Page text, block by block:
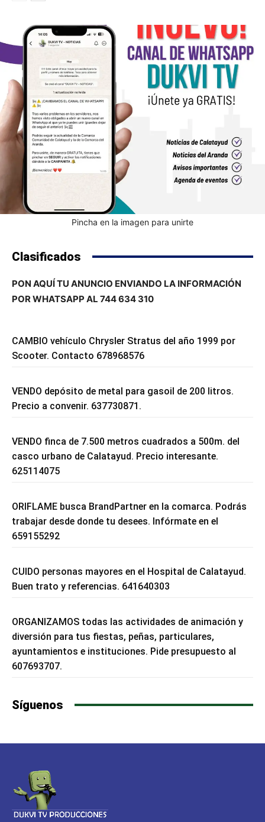
Pincha en la imagen para unirte
Clasificados
PON AQUÍ TU ANUNCIO ENVIANDO LA INFORMACIÓN
POR WHATSAPP AL 744 634 310
CAMBIO vehículo Chrysler Stratus del año 1999 por
Scooter. Contacto 678968576
VENDO depósito de metal para gasoil de 200 litros.
Precio a convenir. 637730871.
VENDO finca de 7.500 metros cuadrados a 500m. del
casco urbano de Calatayud. Precio interesante.
625114075
ORIFLAME busca BrandPartner en la comarca. Podrás
trabajar desde donde tu desees. Infórmate en el
659155292
CUIDO personas mayores en el Hospital de Calatayud.
Buen trato y referencias. 641640303
ORGANIZAMOS todas las actividades de animación y
diversión para tus fiestas, peñas, particulares,
ayuntamientos e instituciones. Pide presupuesto al
607693707.
Síguenos